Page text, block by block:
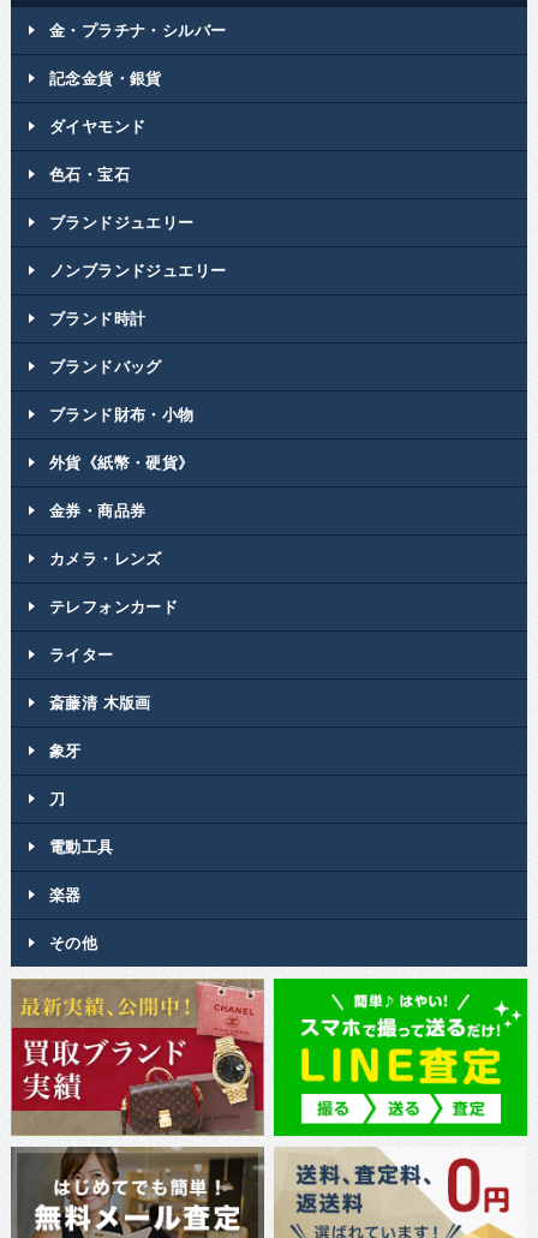
金・プラチナ・シルバー
記念金貨・銀貨
ダイヤモンド
色石・宝石
ブランドジュエリー
ノンブランドジュエリー
ブランド時計
ブランドバッグ
ブランド財布・小物
外貨《紙幣・硬貨》
金券・商品券
カメラ・レンズ
テレフォンカード
ライター
斎藤清 木版画
象牙
刀
電動工具
楽器
その他